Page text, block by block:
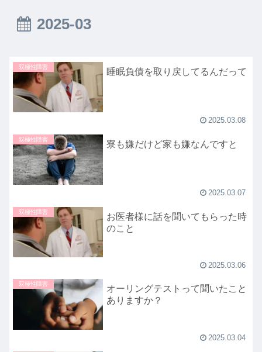
2025-03
双極性障害 睡眠負債を取り戻してるんだって
2025.03.08
双極性障害 寮も嫌だけど家も嫌なんですと
2025.03.07
双極性障害
お医者様に話を聞いてもらった時
のこと
2025.03.06
双極性障害
オーリングテストって聞いたこと
ありますか？
2025.03.04